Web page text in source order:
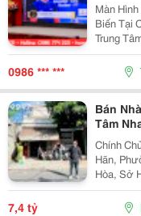
Màn
Biến Tại
Trung
Nhờ Khả
0986 *** ***
Bán
Tâm
Tỷ
Chính
Hãn,
Hòa, Sở
Cửa
7,4 tỷ